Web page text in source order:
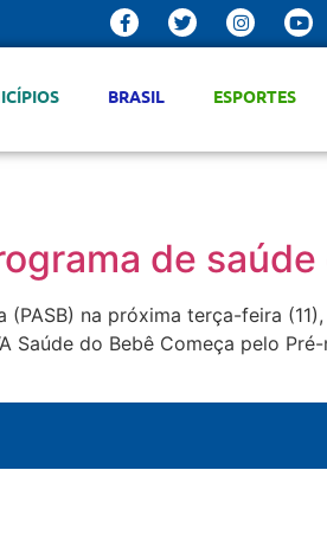
BRASIL ESPORTES
de saúde
na próxima terça-feira
Saúde do Bebê Começa pelo